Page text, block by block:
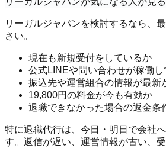
リーガルジャパンを検討するなら、
さい。
現在も新規受付をしているか
公式LINEや問い合わせが稼働し
振込先や運営組合の情報が最新
19,800円の料金が今も有効か
退職できなかった場合の返金条
特に退職代行は、今日・明日で会社
す。返信が遅い、運営情報が古い、